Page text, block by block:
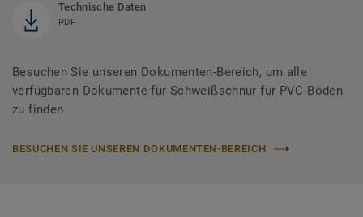
Technische Daten
PDF
Besuchen Sie unseren Dokumenten-Bereich, um alle
verfügbaren Dokumente für Schweißschnur für PVC-Böden
zu finden
BESUCHEN SIE UNSEREN DOKUMENTEN-BEREICH